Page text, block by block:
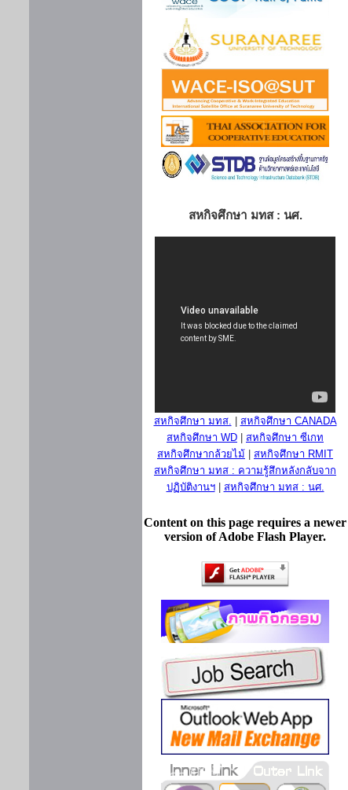
สหกิจศึกษา มทส : นศ.
สหกิจศึกษา มทส.
สหกิจศึกษา CANADA
สหกิจศึกษา WD
สหกิจศึกษา ซีเกท
สหกิจศึกษากล้วยไม้
สหกิจศึกษา RMIT
สหกิจศึกษา มทส : ความรู้สึกหลังกลับจาก
ปฏิบัติงานฯ| สหกิจศึกษา มทส : นศ.
Content on this page requires a newer
version of Adobe Flash Player.